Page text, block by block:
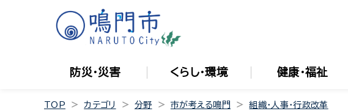
防災・災害 くらし・環境 健康・福祉
TOP カテゴリ 分野 市が考える鳴門 組織・人事・行政改革